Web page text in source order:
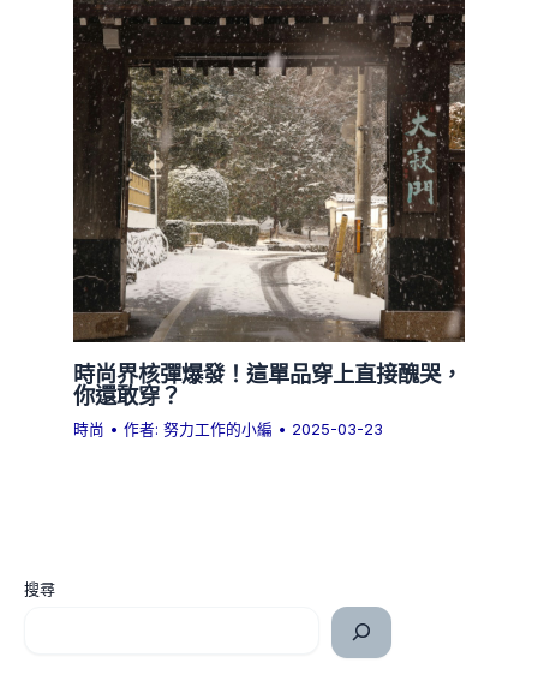
時尚界核彈爆發！這單品穿上直接醜哭，
你還敢穿？
時尚 • 作者:努力工作的小編 • 2025-03-23
搜尋